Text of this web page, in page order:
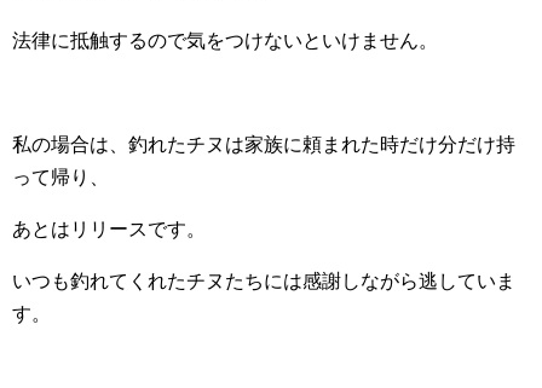
法律に抵触するので気をつけないといけません。
私の場合は、釣れたチヌは家族に頼まれた時だけ分だけ持
って帰り、
あとはリリースです。
いつも釣れてくれたチヌたちには感謝しながら逃していま
す。